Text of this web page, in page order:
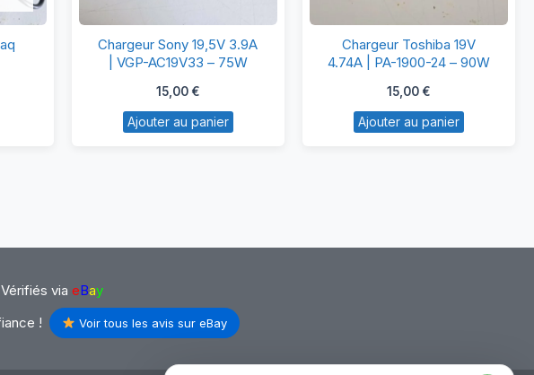
Sony
|
Chargeur Sony 19,5V 3.9A
| VGP-AC19V33 – 75W
15,00 €
Ajouter au panier
Toshiba
|
90W
Chargeur Toshiba 19V
4.74A | PA-1900-24 – 90W
15,00 €
Ajouter au panier
Vérifiés via eBay
!
Voir tous les avis sur eBay